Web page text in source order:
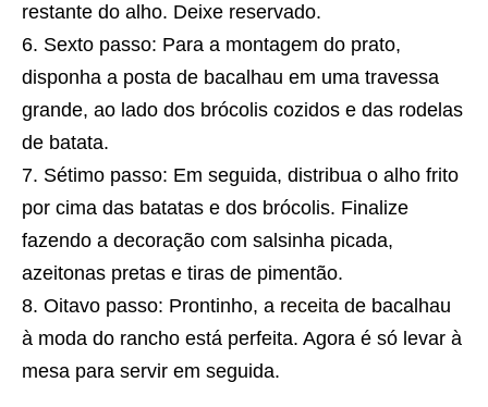
restante do alho. Deixe reservado.
Sexto passo: Para a montagem do prato,
disponha a posta de bacalhau em uma travessa
grande, ao lado dos brócolis cozidos e das rodelas
de batata.
Sétimo passo: Em seguida, distribua o alho frito
por cima das batatas e dos brócolis. Finalize
fazendo a decoração com salsinha picada,
azeitonas pretas e tiras de pimentão.
Oitavo passo: Prontinho, a receita de bacalhau
à moda do rancho está perfeita. Agora é só levar à
mesa para servir em seguida.